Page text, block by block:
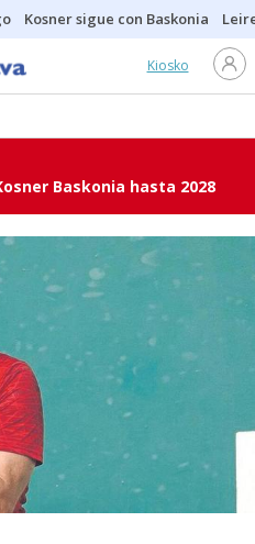
Kosner sigue con Baskonia
Kiosko
Baskonia hasta 2028